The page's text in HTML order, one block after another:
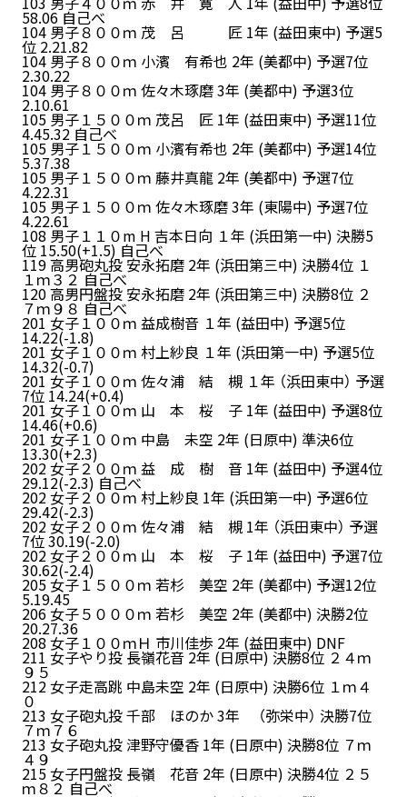
58.06 自己べ
104 男子８００ｍ 茂 呂 匠 1年 (益田東中) 予選5
位 2.21.82
104 男子８００ｍ 小濱 有希也 2年 (美都中) 予選7位
2.30.22
104 男子８００ｍ 佐々木琢磨 3年 (美都中) 予選3位
2.10.61
105 男子１５００ｍ 茂呂 匠 1年 (益田東中) 予選11位
4.45.32 自己べ
105 男子１５００ｍ 小濱有希也 2年 (美都中) 予選14位
5.37.38
105 男子１５００ｍ 藤井真龍 2年 (美都中) 予選7位
4.22.31
105 男子１５００ｍ 佐々木琢磨 3年 (東陽中) 予選7位
4.22.61
108 男子１１０m H 吉本日向 １年 (浜田第一中) 決勝5
位 15.50(+1.5) 自己べ
119 高男砲丸投 安永拓磨 2年 (浜田第三中) 決勝4位 １
１ｍ３２ 自己べ
120 高男円盤投 安永拓磨 2年 (浜田第三中) 決勝8位 ２
７ｍ９８ 自己べ
201 女子１００ｍ 益成樹音 １年 (益田中) 予選5位
14.22(-1.8)
201 女子１００ｍ 村上紗良 １年 (浜田第一中) 予選5位
14.32(-0.7)
201 女子１００ｍ 佐々浦 結 槻 １年 （浜田東中） 予選
7位 14.24(+0.4)
201 女子１００ｍ 山 本 桜 子 1年 (益田中) 予選8位
14.46(+0.6)
201 女子１００ｍ 中島 未空 2年 (日原中) 準決6位
13.30(+2.3)
202 女子２００ｍ 益 成 樹 音 1年 (益田中) 予選4位
29.12(-2.3) 自己べ
202 女子２００ｍ 村上紗良 1年 (浜田第一中) 予選6位
29.42(-2.3)
202 女子２００ｍ 佐々浦 結 槻 1年 （浜田東中） 予選
7位 30.19(-2.0)
202 女子２００ｍ 山 本 桜 子 1年 (益田中) 予選7位
30.62(-2.4)
205 女子１５００ｍ 若杉 美空 2年 (美都中) 予選12位
5.19.45
206 女子５０００ｍ 若杉 美空 2年 (美都中) 決勝2位
20.27.36
208 女子１００ｍＨ 市川佳歩 2年 (益田東中) DNF
211 女子やり投 長嶺花音 2年 (日原中) 決勝8位 ２４ｍ
９５
212 女子走高跳 中島未空 2年 (日原中) 決勝6位 １ｍ４
０
213 女子砲丸投 千部 ほのか 3年 （弥栄中） 決勝7位
７ｍ７６
213 女子砲丸投 津野守優香 1年 (日原中) 決勝8位 ７ｍ
４９
215 女子円盤投 長嶺 花音 2年 (日原中) 決勝4位 ２５
ｍ８２ 自己べ